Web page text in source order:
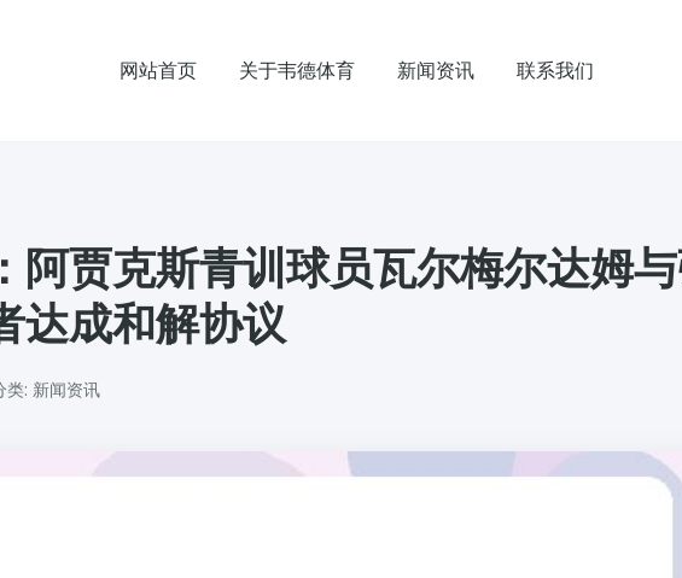
网站首页 关于韦德体育 新闻资讯 联系我们
阿贾克斯青训球员瓦尔梅尔达姆
达成和解协议
类: 新闻资讯